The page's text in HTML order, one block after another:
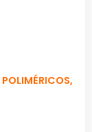
POLIMÉRICOS,